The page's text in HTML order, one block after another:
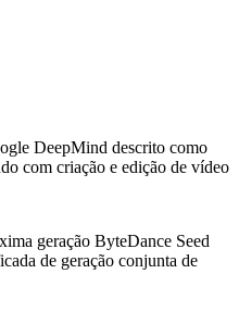
DeepMind descrito como
com criação e edição de vídeo
geração ByteDance Seed
de geração conjunta de